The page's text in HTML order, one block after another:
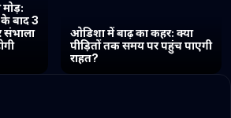
मोड़:
के बाद 3
संभाला
ओडिशा में बाढ़ का कहर: क्या
पीड़ितों तक समय पर पहुंच पाएगी
राहत?